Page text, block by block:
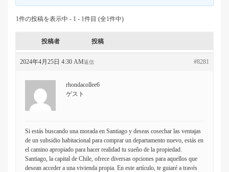
1件の投稿を表示中 - 1 - 1件目 (全1件中)
投稿者 投稿
2024年4月25日 4:30 AM #8281
返信
rhondacollee6
ゲスト
Si estás buscando una morada en Santiago y deseas cosechar las ventajas
de un subsidio habitacional para comprar un departamento nuevo, estás en
el camino apropiado para hacer realidad tu sueño de la propiedad.
Santiago, la capital de Chile, ofrece diversas opciones para aquellos que
desean acceder a una vivienda propia. En este artículo, te guiaré a través